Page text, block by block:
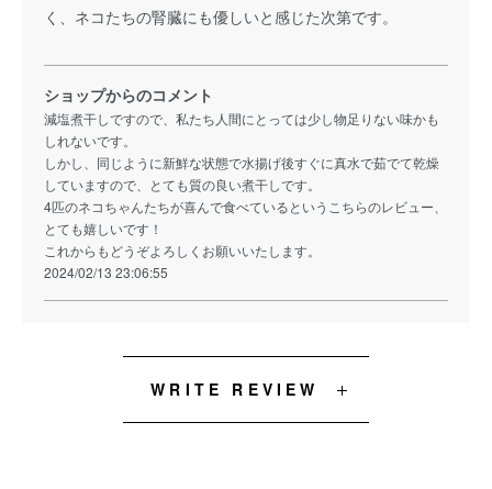
く、ネコたちの腎臓にも優しいと感じた次第です。
ショップからのコメント
減塩煮干しですので、私たち人間にとっては少し物足りない味かも
しれないです。
しかし、同じように新鮮な状態で水揚げ後すぐに真水で茹でて乾燥
していますので、とても質の良い煮干しです。
4匹のネコちゃんたちが喜んで食べているというこちらのレビュー、
とても嬉しいです！
これからもどうぞよろしくお願いいたします。
2024/02/13 23:06:55
WRITE REVIEW